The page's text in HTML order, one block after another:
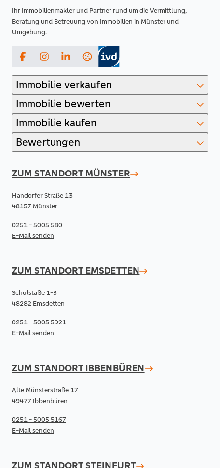
Ihr Immobilienmakler und Partner rund um die Vermittlung,
Beratung und Betreuung von Immobilien in Münster und
Umgebung.
FacebookInstagramLinkedIn
Immobilie verkaufen
Immobilie bewerten
Immobilie kaufen
Bewertungen
ZUM STANDORT MÜNSTER
Handorfer Straße 13
48157 Münster
0251 - 5005 580
E-Mail senden
ZUM STANDORT EMSDETTEN
Schulstaße 1-3
48282 Emsdetten
0251 - 5005 5921
E-Mail senden
ZUM STANDORT IBBENBÜREN
Alte Münsterstraße 17
49477 Ibbenbüren
0251 - 5005 5167
E-Mail senden
ZUM STANDORTSTEINFURT